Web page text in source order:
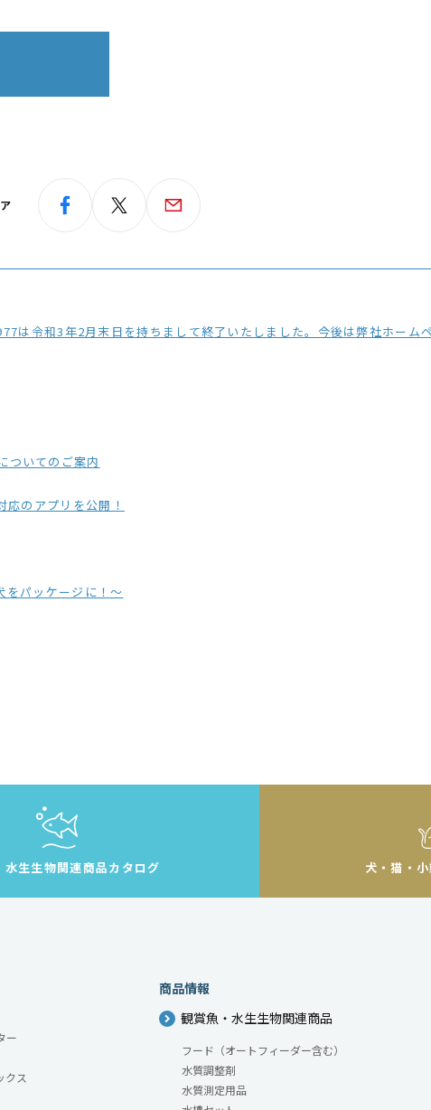
まして終了いたしました。今後は弊社ホームページに記載の045-322-4330をご利用ください
ついてのご案内
のアプリを公開！
をパッケージに！～
水生生物関連商品カタログ 犬・猫・
ー
クス
商品情報
観賞魚・水生生物関連商品
フード（オートフィーダー含む）
水質調整剤
水質測定用品